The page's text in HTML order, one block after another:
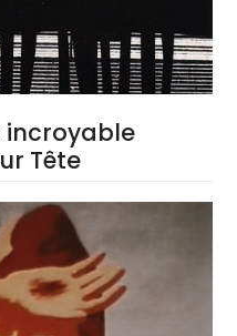
incroyable
Tête